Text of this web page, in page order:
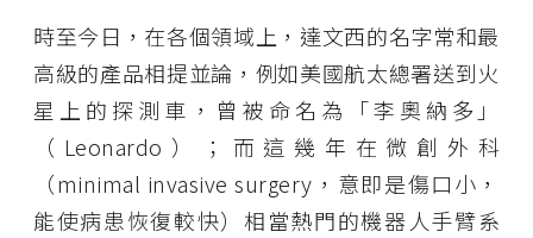
時至今日，在各個領域上，達文西的名字常和最
高級的產品相提並論，例如美國航太總署送到火
星上的探測車，曾被命名為「李奧納多」
（Leonardo）；而這幾年在微創外科
（minimal invasive surgery，意即是傷口小，
能使病患恢復較快）相當熱門的機器人手臂系